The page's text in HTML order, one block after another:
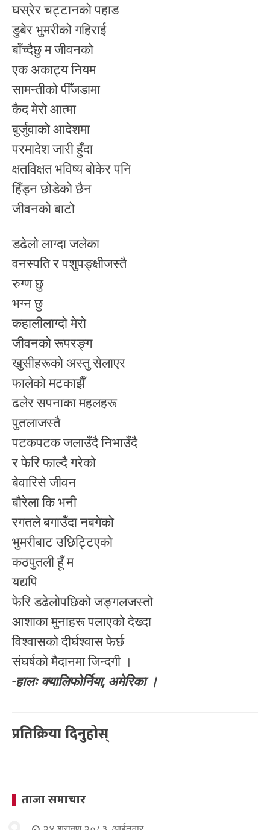
घस्रेर चट्टानको पहाड
डुबेर भुमरीको गहिराई
बाँच्दैछु म जीवनको
एक अकाट्य नियम
सामन्तीको पीँजडामा
कैद मेरो आत्मा
बुर्जुवाको आदेशमा
परमादेश जारी हुँदा
क्षतविक्षत भविष्य बोकेर पनि
हिँड्न छोडेको छैन
जीवनको बाटो
डढेलो लाग्दा जलेका
वनस्पति र पशुपङ्क्षीजस्तै
रुग्ण छु
भग्न छु
कहालीलाग्दो मेरो
जीवनको रूपरङ्ग
खुसीहरूको अस्तु सेलाएर
फालेको मटकाझैँ
ढलेर सपनाका महलहरू
पुतलाजस्तै
पटकपटक जलाउँदै निभाउँदै
र फेरि फाल्दै गरेको
बेवारिसे जीवन
बौरेला कि भनी
रगतले बगाउँदा नबगेको
भुमरीबाट उछिट्टिएको
कठपुतली हूँ म
यद्यपि
फेरि डढेलोपछिको जङ्गलजस्तो
आशाका मुनाहरू पलाएको देख्दा
विश्वासको दीर्घश्वास फेर्छ
संघर्षको मैदानमा जिन्दगी ।
-हालः क्यालिफोर्निया, अमेरिका ।
प्रतिक्रिया दिनुहोस्
ताजा समाचार